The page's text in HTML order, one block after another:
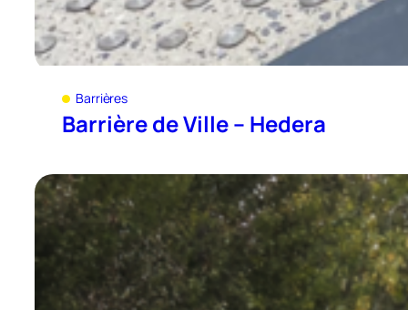
Barrières
Barrière de Ville – Hedera